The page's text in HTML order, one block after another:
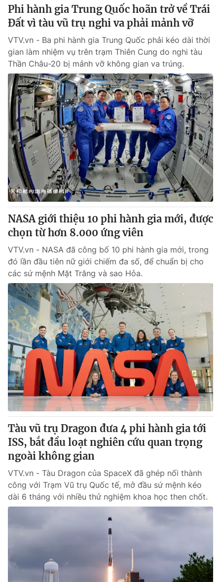
Phi hành gia Trung Quốc hoãn trở về Trái
Đất vì tàu vũ trụ nghi va phải mảnh vỡ
VTV.vn - Ba phi hành gia Trung Quốc phải kéo dài thời
gian làm nhiệm vụ trên trạm Thiên Cung do nghi tàu
Thần Châu-20 bị mảnh vỡ không gian va trúng.
NASA giới thiệu 10 phi hành gia mới, được
chọn từ hơn 8.000 ứng viên
VTV.vn - NASA đã công bố 10 phi hành gia mới, trong
đó lần đầu tiên nữ giới chiếm đa số, để chuẩn bị cho
các sứ mệnh Mặt Trăng và sao Hỏa.
Tàu vũ trụ Dragon đưa 4 phi hành gia tới
ISS, bắt đầu loạt nghiên cứu quan trọng
ngoài không gian
VTV.vn - Tàu Dragon của SpaceX đã ghép nối thành
công với Trạm Vũ trụ Quốc tế, mở đầu sứ mệnh kéo
dài 6 tháng với nhiều thử nghiệm khoa học then chốt.